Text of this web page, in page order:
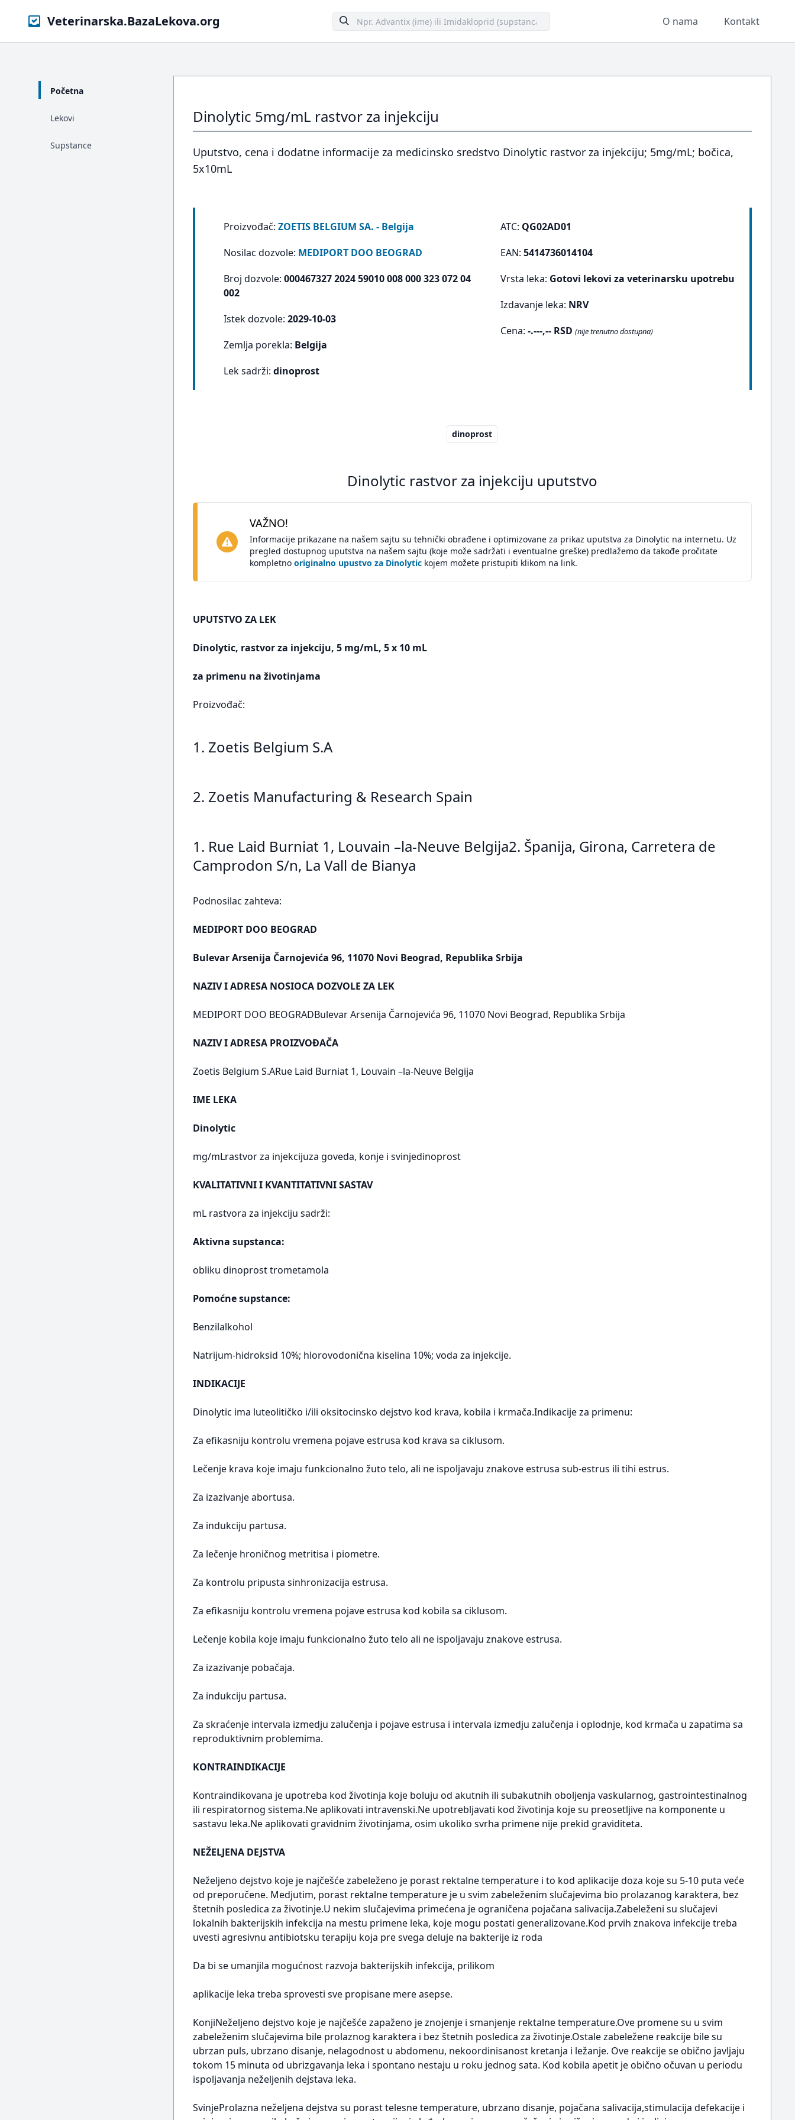
Veterinarska.BazaLekova.org O nama Kontakt
Početna
Lekovi
Supstance
Dinolytic 5mg/mL rastvor za injekciju
Uputstvo, cena i dodatne informacije za medicinsko sredstvo Dinolytic rastvor za injekciju; 5mg/mL; bočica,
5x10mL
Proizvođač: ZOETIS BELGIUM SA. - Belgija
Nosilac dozvole: MEDIPORT DOO BEOGRAD
Broj dozvole: 000467327 2024 59010 008 000 323 072 04
002
Istek dozvole: 2029-10-03
Zemlja porekla: Belgija
Lek sadrži: dinoprost
ATC: QG02AD01
EAN:5414736014104
Vrsta leka: Gotovi lekovi za veterinarsku upotrebu
Izdavanje leka: NRV
Cena:-.---,-- RSD (nije trenutno dostupna)
dinoprost
Dinolytic rastvor za injekciju uputstvo
VAŽNO!
Informacije prikazane na našem sajtu su tehnički obrađene i optimizovane za prikaz uputstva za Dinolytic na internetu. Uz
pregled dostupnog uputstva na našem sajtu (koje može sadržati i eventualne greške) predlažemo da takođe pročitate
kompletno originalno upustvo za Dinolytickojem možete pristupiti klikom na link.
UPUTSTVO ZA LEK
Dinolytic, rastvor za injekciju, 5 mg/mL, 5 x 10 mL
za primenu na životinjama
Proizvođač:
1. Zoetis Belgium S.A
2. Zoetis Manufacturing & Research Spain
1. Rue Laid Burniat 1, Louvain –la-Neuve Belgija2. Španija, Girona, Carretera de
Camprodon S/n, La Vall de Bianya
Podnosilac zahteva:
MEDIPORT DOO BEOGRAD
Bulevar Arsenija Čarnojevića 96, 11070 Novi Beograd, Republika Srbija
NAZIV I ADRESA NOSIOCA DOZVOLE ZA LEK
MEDIPORT DOO BEOGRADBulevar Arsenija Čarnojevića 96, 11070 Novi Beograd, Republika Srbija
NAZIV I ADRESA PROIZVOĐAČA
Zoetis Belgium S.ARue Laid Burniat 1, Louvain –la-Neuve Belgija
IME LEKA
Dinolytic
mg/mLrastvor za injekcijuza goveda, konje i svinjedinoprost
KVALITATIVNI I KVANTITATIVNI SASTAV
mL rastvora za injekciju sadrži:
Aktivna supstanca:
obliku dinoprost trometamola
Pomoćne supstance:
Benzilalkohol
Natrijum-hidroksid 10%; hlorovodonična kiselina 10%; voda za injekcije.
INDIKACIJE
Dinolytic ima luteolitičko i/ili oksitocinsko dejstvo kod krava, kobila i krmača.Indikacije za primenu:
Za efikasniju kontrolu vremena pojave estrusa kod krava sa ciklusom.
Lečenje krava koje imaju funkcionalno žuto telo, ali ne ispoljavaju znakove estrusa sub-estrus ili tihi estrus.
Za izazivanje abortusa.
Za indukciju partusa.
Za lečenje hroničnog metritisa i piometre.
Za kontrolu pripusta sinhronizacija estrusa.
Za efikasniju kontrolu vremena pojave estrusa kod kobila sa ciklusom.
Lečenje kobila koje imaju funkcionalno žuto telo ali ne ispoljavaju znakove estrusa.
Za izazivanje pobačaja.
Za indukciju partusa.
Za skraćenje intervala izmedju zalučenja i pojave estrusa i intervala izmedju zalučenja i oplodnje, kod krmača u zapatima sa
reproduktivnim problemima.
KONTRAINDIKACIJE
Kontraindikovana je upotreba kod životinja koje boluju od akutnih ili subakutnih oboljenja vaskularnog, gastrointestinalnog
ili respiratornog sistema.Ne aplikovati intravenski.Ne upotrebljavati kod životinja koje su preosetljive na komponente u
sastavu leka.Ne aplikovati gravidnim životinjama, osim ukoliko svrha primene nije prekid graviditeta.
NEŽELJENA DEJSTVA
Neželjeno dejstvo koje je najčešće zabeleženo je porast rektalne temperature i to kod aplikacije doza koje su 5-10 puta veće
od preporučene. Medjutim, porast rektalne temperature je u svim zabeleženim slučajevima bio prolazanog karaktera, bez
štetnih posledica za životinje.U nekim slučajevima primećena je ograničena pojačana salivacija.Zabeleženi su slučajevi
lokalnih bakterijskih infekcija na mestu primene leka, koje mogu postati generalizovane.Kod prvih znakova infekcije treba
uvesti agresivnu antibiotsku terapiju koja pre svega deluje na bakterije iz roda
Da bi se umanjila mogućnost razvoja bakterijskih infekcija, prilikom
aplikacije leka treba sprovesti sve propisane mere asepse.
KonjiNeželjeno dejstvo koje je najčešće zapaženo je znojenje i smanjenje rektalne temperature.Ove promene su u svim
zabeleženim slučajevima bile prolaznog karaktera i bez štetnih posledica za životinje.Ostale zabeležene reakcije bile su
ubrzan puls, ubrzano disanje, nelagodnost u abdomenu, nekoordinisanost kretanja i ležanje. Ove reakcije se obično javljaju
tokom 15 minuta od ubrizgavanja leka i spontano nestaju u roku jednog sata. Kod kobila apetit je obično očuvan u periodu
ispoljavanja neželjenih dejstava leka.
SvinjeProlazna neželjena dejstva su porast telesne temperature, ubrzano disanje, pojačana salivacija,stimulacija defekacije i